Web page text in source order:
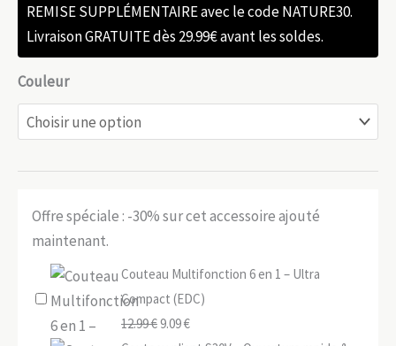
REMISE SUPPLÉMENTAIRE avec le code NATURE30.
Livraison GRATUITE dès 29.99€ avant les soldes.
Couleur
Offre spéciale : -30% sur cet accessoire ajouté
maintenant.
Couteau Multifonction 6 en 1 – Ultra
Compact (EDC)
12.99€Le
9.09€Le